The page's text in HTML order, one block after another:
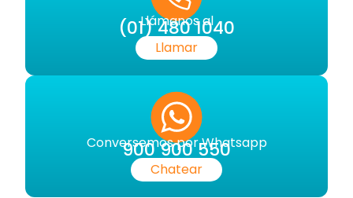
Llámanos al
(01) 480 1040
Llamar
Conversemos por Whatsapp
900 900 550
Chatear